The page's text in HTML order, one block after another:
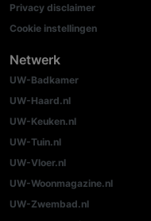
Privacy disclaimer
Cookie instellingen
Netwerk
UW-Badkamer
UW-Haard.nl
UW-Keuken.nl
UW-Tuin.nl
UW-Vloer.nl
UW-Woonmagazine.nl
UW-Zwembad.nl